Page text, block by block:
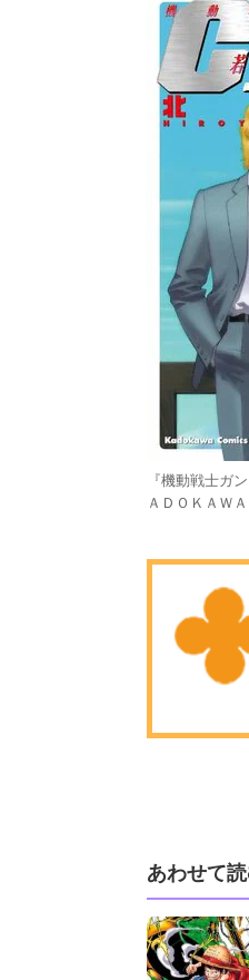
『機動戦士ガ
ＡＤＯＫＡＷ
あわせて